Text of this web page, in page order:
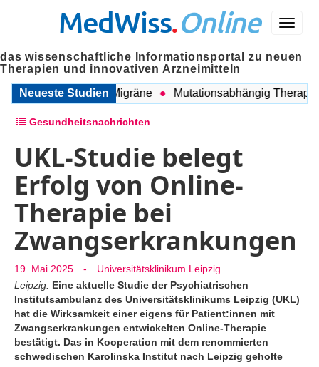
Menü
MedWiss.Online
das wissenschaftliche Informationsportal zu neuen
Therapien und innovativen Arzneimitteln
Neueste Studien
COPD und Migräne Mutationsabhängig Therapie
Gesundheitsnachrichten
UKL-Studie belegt
Erfolg von Online-
Therapie bei
Zwangserkrankungen
19. Mai 2025 -
Universitätsklinikum Leipzig
Leipzig: Eine aktuelle Studie der Psychiatrischen
Institutsambulanz des Universitätsklinikums Leipzig (UKL)
hat die Wirksamkeit einer eigens für Patient:innen mit
Zwangserkrankungen entwickelten Online-Therapie
bestätigt. Das in Kooperation mit dem renommierten
schwedischen Karolinska Institut nach Leipzig geholte